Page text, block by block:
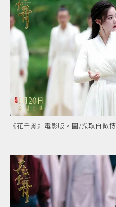
《花千骨》電影版。圖/擷取自微博